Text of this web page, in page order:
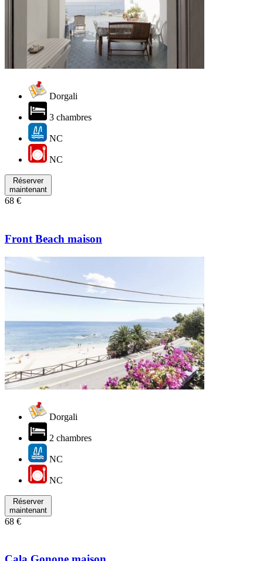
Dorgali
3 chambres
NC
NC
Réserver
maintenant
68 €
Front Beach maison
Dorgali
2 chambres
NC
NC
Réserver
maintenant
68 €